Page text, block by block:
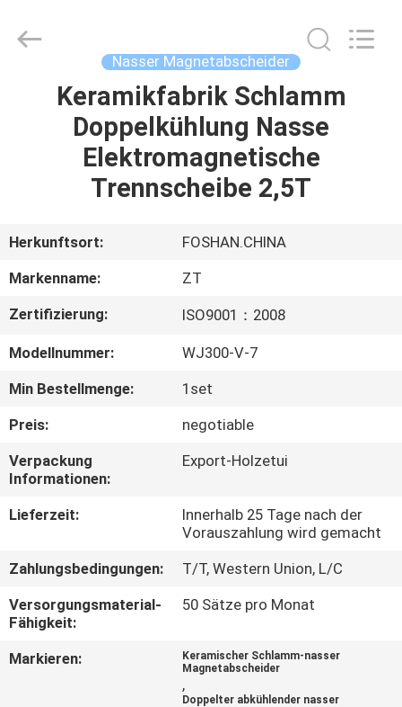
HAUS
PRODUKTE
UNS
AUSFLUG
QUALITÄTSKONTROLLE
SIE
MIT
IN
VERBINDUNG
NEUIGKEITEN
Ltd..
Nasser Magnetabscheider
Keramikfabrik Schlamm
Doppelkühlung Nasse
Elektromagnetische
Trennscheibe 2,5T
Herkunftsort:
FOSHAN.CHINA
Markenname:
ZT
Zertifizierung:
ISO9001：2008
Modellnummer:
WJ300-V-7
Min Bestellmenge:
1set
Preis:
negotiable
Verpackung
Informationen:
Export-Holzetui
Lieferzeit:
Innerhalb 25 Tage nach der
Vorauszahlung wird gemacht
Zahlungsbedingungen:
T/T, Western Union, L/C
Versorgungsmaterial-
Fähigkeit:
50 Sätze pro Monat
Markieren:
Keramischer Schlamm-nasser
Magnetabscheider
,
Doppelter abkühlender nasser